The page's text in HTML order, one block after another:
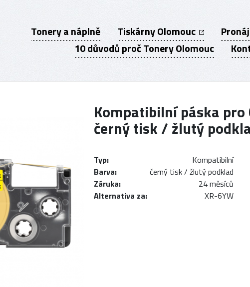
Tonery a náplně Tiskárny Olomouc
10 důvodů proč Tonery Olomouc
Kompatibilní páska pro
černý tisk / žlutý
Typ:
Kompatibilní
Barva:
černý tisk / žlutý podklad
Záruka:
24 měsíců
Alternativa za:
XR-6YW